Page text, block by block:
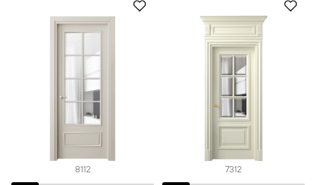
8112 7312